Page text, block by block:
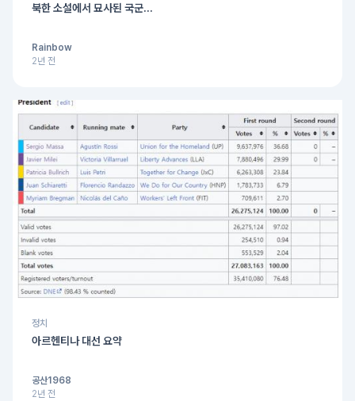
북한 소설에서 묘사된 국군...
Rainbow
2년 전
정치
아르헨티나 대선 요약
공산1968
2년 전